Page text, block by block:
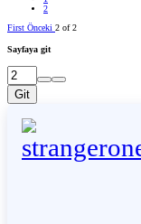
2
First Önceki 2 of 2
Sayfaya git
Git